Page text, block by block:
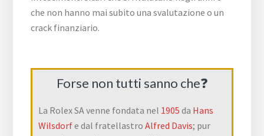
che non hanno mai subito una svalutazione o un
crack finanziario.
Forse non tutti sanno che❓
La Rolex SA venne fondata nel 1905 da Hans
Wilsdorfe dal fratellastroAlfred Davis; pur